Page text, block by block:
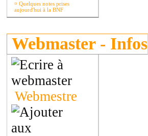
¤ Quelques notes prises
aujourd'hui à la BNF
Webmaster - Infos
Webmestre